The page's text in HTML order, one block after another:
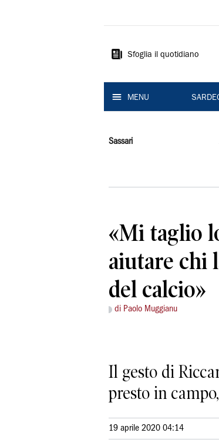
Sardegna
Sfoglia il quotidiano
MENU
Sassari
«Mi taglio
aiutare chi
del calcio»
di Paolo Muggianu
Il gesto di
presto in
19 aprile 2020 04:14